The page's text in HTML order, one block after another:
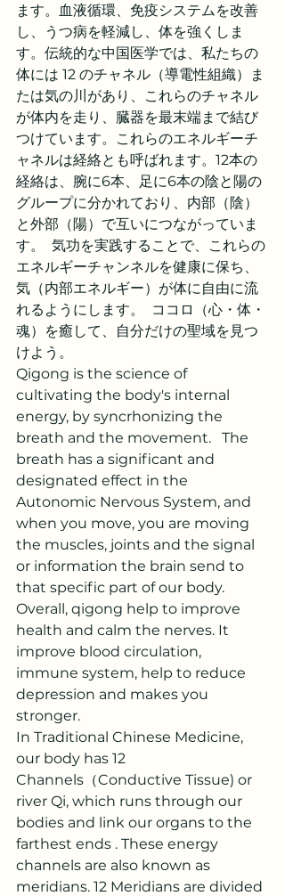
ます。血液循環、免疫システムを改善
し、うつ病を軽減し、体を強くしま
す。伝統的な中国医学では、私たちの
体には 12 のチャネル（導電性組織）ま
たは気の川があり、これらのチャネル
が体内を走り、臓器を最末端まで結び
つけています。これらのエネルギーチ
ャネルは経絡とも呼ばれます。12本の
経絡は、腕に6本、足に6本の陰と陽の
グループに分かれており、内部（陰）
と外部（陽）で互いにつながっていま
す。  気功を実践することで、これらの
エネルギーチャンネルを健康に保ち、
気（内部エネルギー）が体に自由に流
れるようにします。  ココロ（心・体・
魂）を癒して、自分だけの聖域を見つ
けよう。
Qigong is the science of
cultivating the body's internal
energy, by syncrhonizing the
breath and the movement.   The
breath has a significant and
designated effect in the
Autonomic Nervous System, and
when you move, you are moving
the muscles, joints and the signal
or information the brain send to
that specific part of our body.
Overall, qigong help to improve
health and calm the nerves. It
improve blood circulation,
immune system, help to reduce
depression and makes you
stronger.
In Traditional Chinese Medicine,
our body has 12
Channels（Conductive Tissue) or
river Qi, which runs through our
bodies and link our organs to the
farthest ends . These energy
channels are also known as
meridians. 12 Meridians are divided